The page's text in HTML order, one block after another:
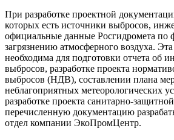
При разработке проектной
которых есть источники выбросов,
официальные данные Росгидромета по
загрязнению атмосферного воздуха.
необходима для подготовки отчета об
выбросов, разработке проекта
выбросов (НДВ), составлении плана
неблагоприятных метеорологических
разработке проекта санитарно-
перечисленную документацию
отдел компании ЭкоПромЦентр.